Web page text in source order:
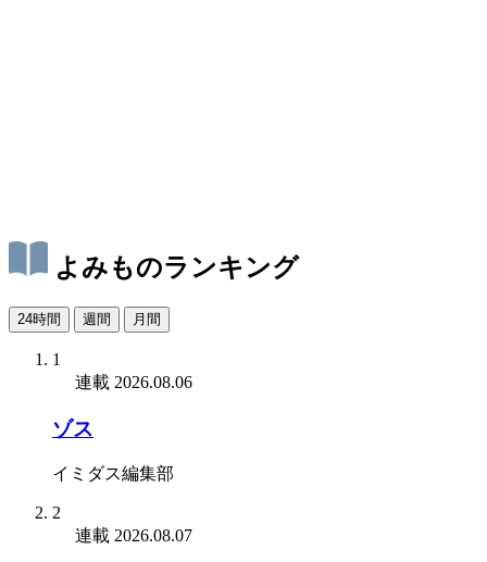
よみものランキング
24時間 週間 月間
1
連載 2026.08.06
ゾス
イミダス編集部
2
連載 2026.08.07